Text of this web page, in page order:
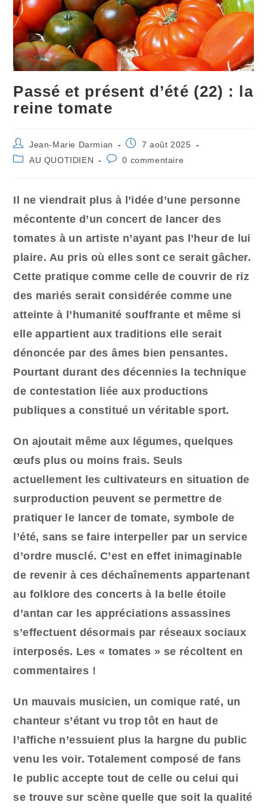
Passé et présent d’été (22) : la
reine tomate
Auteur/autrice
de
la
Jean-Marie Darmian
Publication
7 août 2025
PostAU QUOTIDIEN
Commentaires
0 commentaire
Il ne viendrait plus à l’idée d’une personne
mécontente d’un concert de lancer des
tomates à un artiste n’ayant pas l’heur de lui
plaire. Au pris où elles sont ce serait gâcher.
Cette pratique comme celle de couvrir de riz
des mariés serait considérée comme une
atteinte à l’humanité souffrante et même si
elle appartient aux traditions elle serait
dénoncée par des âmes bien pensantes.
Pourtant durant des décennies la technique
de contestation liée aux productions
publiques a constitué un véritable sport.
On ajoutait même aux légumes, quelques
œufs plus ou moins frais. Seuls
actuellement les cultivateurs en situation de
surproduction peuvent se permettre de
pratiquer le lancer de tomate, symbole de
l’été, sans se faire interpeller par un service
d’ordre musclé. C’est en effet inimaginable
de revenir à ces déchaînements appartenant
au folklore des concerts à la belle étoile
d’antan car les appréciations assassines
s’effectuent désormais par réseaux sociaux
interposés. Les « tomates » se récoltent en
commentaires !
Un mauvais musicien, un comique raté, un
chanteur s’étant vu trop tôt en haut de
l’affiche n’essuient plus la hargne du public
venu les voir. Totalement composé de fans
le public accepte tout de celle ou celui qui
se trouve sur scène quelle que soit la qualité